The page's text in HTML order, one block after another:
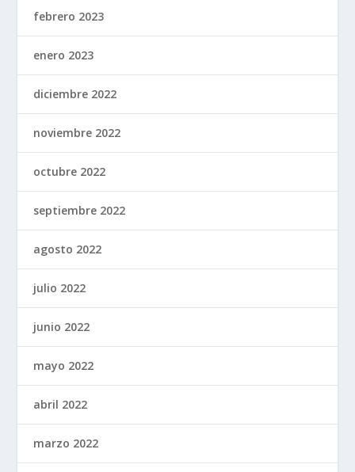
febrero 2023
enero 2023
diciembre 2022
noviembre 2022
octubre 2022
septiembre 2022
agosto 2022
julio 2022
junio 2022
mayo 2022
abril 2022
marzo 2022